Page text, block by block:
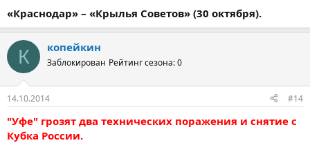
«Краснодар» – «Крылья Советов» (30 октября).
К копейкин
Заблокирован Рейтинг сезона: 0
14.10.2014 #14
"Уфе" грозят два технических поражения и снятие с
Кубка России.